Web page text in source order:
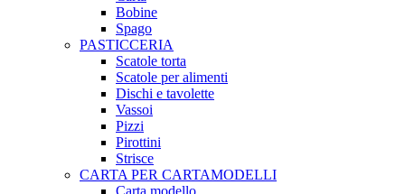
Bobine
Spago
PASTICCERIA
Scatole torta
Scatole per alimenti
Dischi e tavolette
Vassoi
Pizzi
Pirottini
Strisce
CARTA PER CARTAMODELLI
Carta modello